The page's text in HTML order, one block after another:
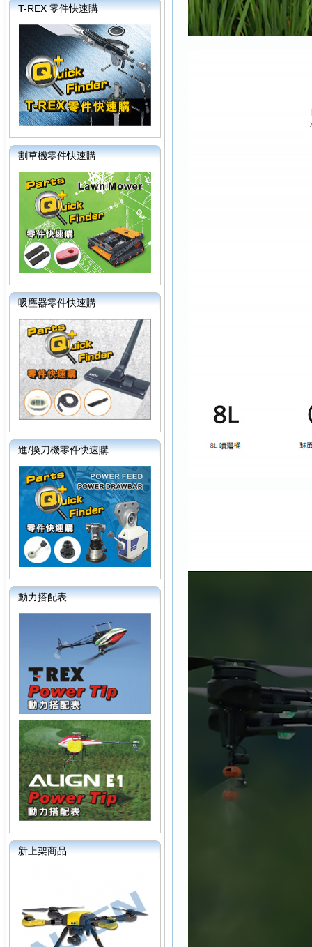
T-REX 零件快速購
割草機零件快速購
吸塵器零件快速購
進/換刀機零件快速購
動力搭配表
新上架商品